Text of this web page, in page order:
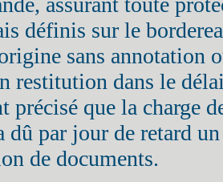
définis sur le
sans
restitution dans le
précisé que la charge
dû par jour de retard
de documents.